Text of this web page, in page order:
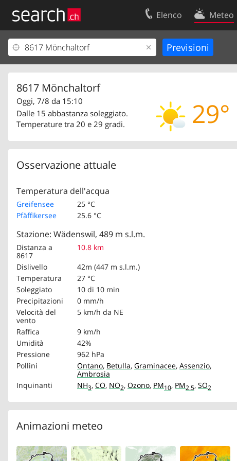
Elenco Meteo
8617 Mönchaltorf
29°
Oggi, 7/8 da 15:10
Dalle 15 abbastanza soleggiato.
Temperature tra 20 e 29 gradi.
Osservazione attuale
Temperatura dell'acqua
Greifensee
25 °C
Pfäffikersee
25.6 °C
Stazione: Wädenswil, 489 m s.l.m.
Distanza a
8617
10.8 km
Dislivello
42m (447 m s.l.m.)
Temperatura
27 °C
Soleggiato
10 di 10 min
Precipitazioni
0 mm/h
Velocità del
vento
5 km/h da NE
Raffica
9 km/h
Umidità
42%
Pressione
962 hPa
Pollini
Ontano, Betulla, Graminacee, Assenzio,
Ambrosia
Inquinanti
NH3, CO, NO2, Ozono, PM10, PM2.5, SO2
Animazioni meteo
Il vostro profolio
Area clienti
Informazioni Legali
Contatti
Condizioni d’uso